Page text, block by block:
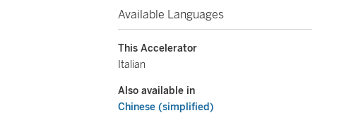
Available Languages
This Accelerator
Italian
Also available in
Chinese (simplified)